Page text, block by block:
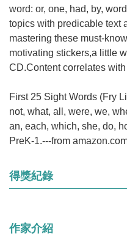
word: or, one, had, by,
topics with predicable text
mastering these must-
motivating stickers,a little
CD.Content correlates
First 25 Sight Words (Fry
not, what, all, were, we,
an, each, which, she, do,
PreK-1.---from
得獎紀錄
作家介紹